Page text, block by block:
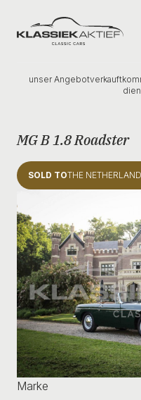
Klassiek Aktief
unser Angebotverkauft
MG B 1.8 Roadster
SOLD TOTHE
Marke